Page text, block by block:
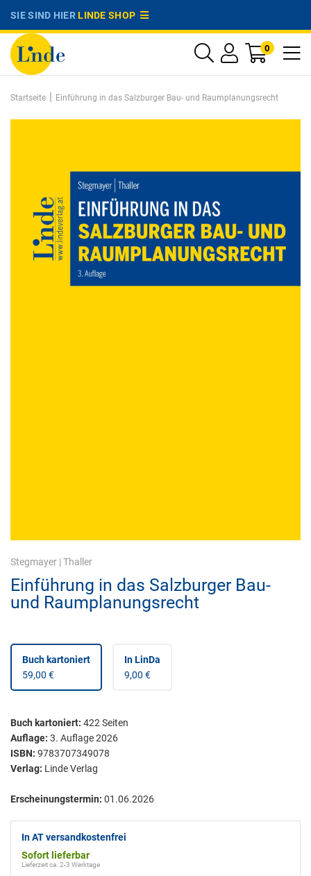
SIE SIND HIERLINDE SHOP
0
Startseite | Einführung in das Salzburger Bau- und Raumplanungsrecht
Stegmayer | Thaller
Einführung in das Salzburger Bau-
und Raumplanungsrecht
Buch kartoniert
59,00 €
In LinDa
9,00 €
Buch kartoniert: 422 Seiten
Auflage: 3. Auflage 2026
ISBN: 9783707349078
Verlag: Linde Verlag
Erscheinungstermin: 01.06.2026
In AT versandkostenfrei
Sofort lieferbar
Lieferzeit ca. 2-3 Werktage